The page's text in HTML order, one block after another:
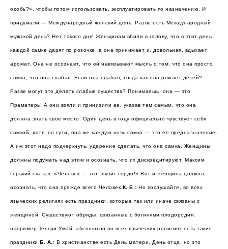
особь?», чтобы потом использовать, эксплуатировать по назначению. И
придумали — Международный женский день. Разве есть Международный
мужской день? Нет такого дня! Женщинам вбили в голову, что в этот день
каждой самке дарят по розочке, а она принимает и, довольная, вдыхает
аромат. Она не осознает, что ей навязывают мысль о том, что она просто
самка, что она слабая. Если она слабая, тогда как она рожает детей?
Разве могут это делать слабые существа? Понимаешь, она — это
Праматерь! А они взяли и принизили ее, указав тем самым, что она
должна знать свое место. Один день в году официально чувствует себя
самкой, хотя, по сути, она же каждую ночь самка — это ее предназначение.
А им этот надо подчеркнуть, ударение сделать, что она самка. Женщины
должны подумать над этим и осознать, что их дискредитируют. Максим
Горький сказал: «Человек — это звучит гордо!» Вот и женщина должна
осознать, что она прежде всего Человек. К. Е.: Но послушайте, во всех
языческих религиях есть праздники, которые так или иначе связаны с
женщиной. Существуют обряды, связанные с богинями плодородия,
например Тенгри Умай, абсолютно во всех языческих религиях есть такие
праздники. Б. А.: В христианстве есть День матери, День отца, но это